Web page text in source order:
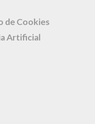
de Cookies
Artificial